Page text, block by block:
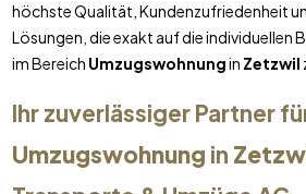
höchste Qualität, Kundenzufriedenheit
Lösungen, die exakt auf die individuellen
im Bereich Umzugswohnungin Zetzwil
Ihr zuverlässiger Partner
Umzugswohnung in